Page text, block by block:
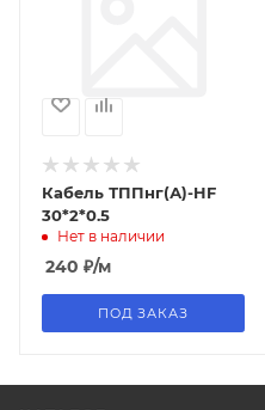
Кабель ТППнг(А)-HF
30*2*0.5
Нет в наличии
240 ₽/м
ПОД ЗАКАЗ